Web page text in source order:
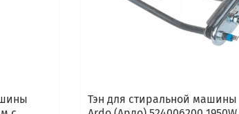
Тэн для стиральной машины